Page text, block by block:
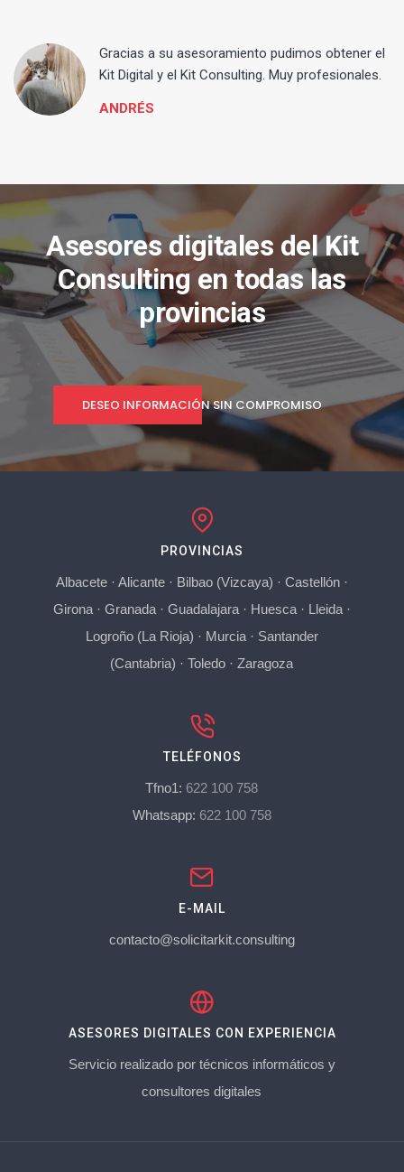
Gracias a su asesoramiento pudimos obtener el
Kit Digital y el Kit Consulting. Muy profesionales.
ANDRÉS
Asesores digitales del Kit
Consulting en todas las
provincias
DESEO INFORMACIÓN SIN COMPROMISO
PROVINCIAS
Albacete· Alicante· Bilbao (Vizcaya) · Castellón·
Girona· Granada· Guadalajara· Huesca· Lleida·
Logroño (La Rioja) · Murcia· Santander
(Cantabria) ·Toledo ·Zaragoza
TELÉFONOS
Tfno1: 622 100 758
Whatsapp: 622 100 758
E-MAIL
contacto@solicitarkit.consulting
ASESORES DIGITALES CON EXPERIENCIA
Servicio realizado por técnicos informáticos y
consultores digitales